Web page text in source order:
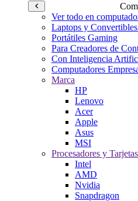
Ver todo en
Laptops y Convertibles
Portátiles Gaming
Para Creadores de
Con Inteligencia
Computadores
Marca
HP
Lenovo
Acer
Apple
Asus
MSI
Procesadores y
Intel
AMD
Nvidia
Snapdragon